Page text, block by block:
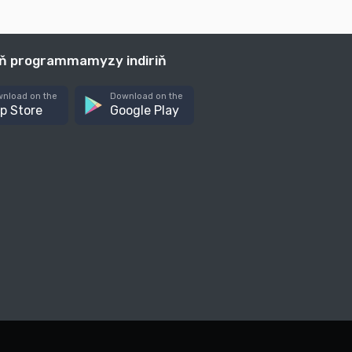
programmamyzy indiriň
on the
Store
Download on the
Google Play